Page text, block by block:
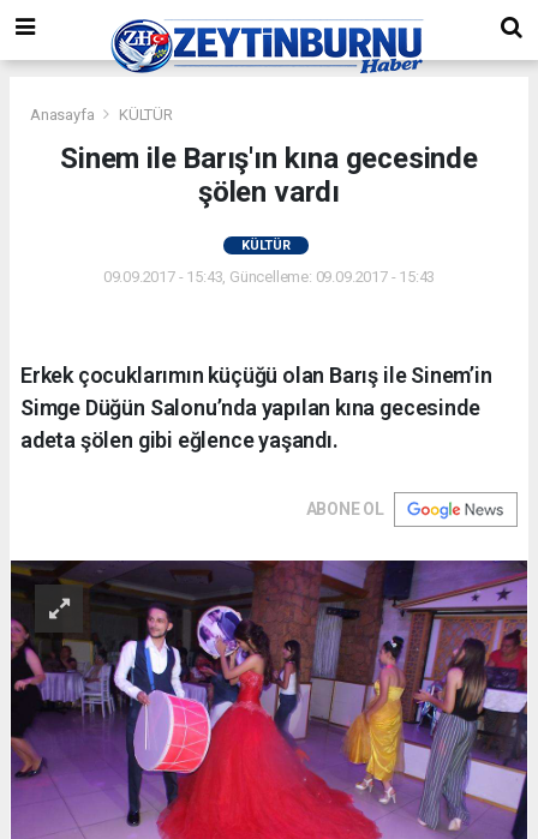
Anasayfa KÜLTÜR
Sinem ile Barış'ın kına gecesinde
şölen vardı
KÜLTÜR
09.09.2017 - 15:43, Güncelleme: 09.09.2017 - 15:43
Erkek çocuklarımın küçüğü olan Barış ile Sinem’in
Simge Düğün Salonu’nda yapılan kına gecesinde
adeta şölen gibi eğlence yaşandı.
ABONE OL